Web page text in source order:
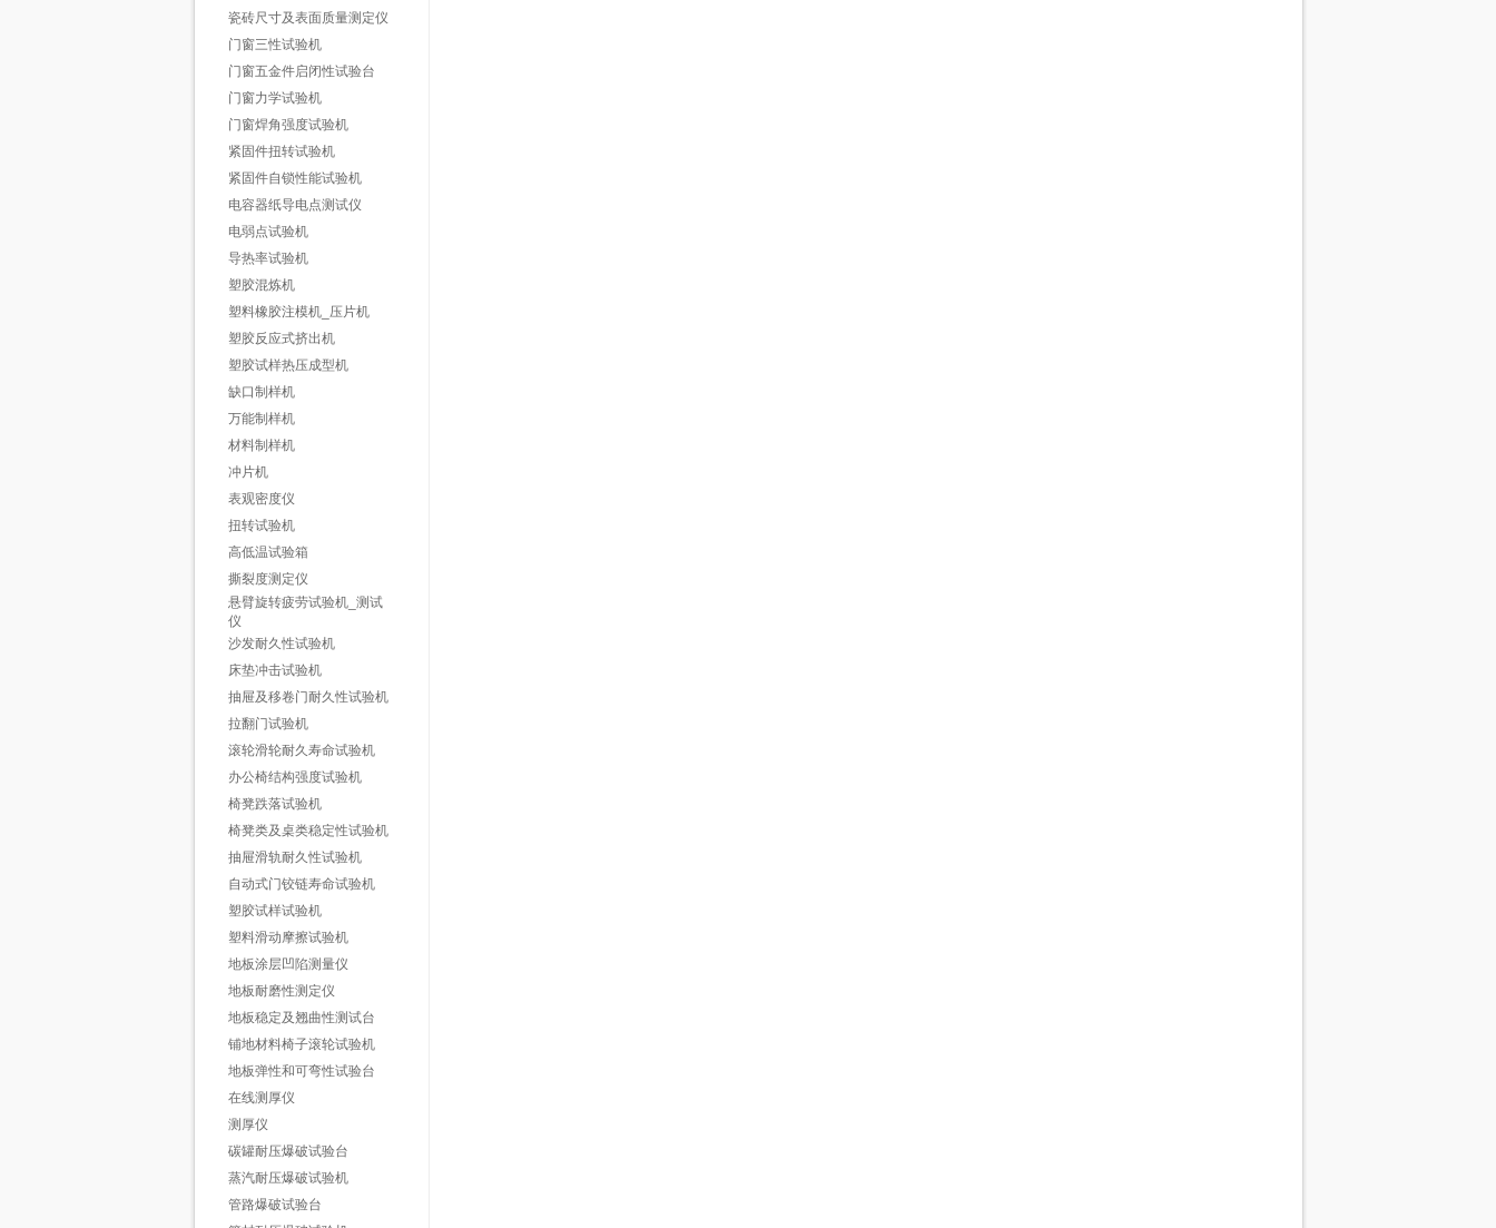
瓷砖尺寸及表面质量测定仪
门窗三性试验机
门窗五金件启闭性试验台
门窗力学试验机
门窗焊角强度试验机
紧固件扭转试验机
紧固件自锁性能试验机
电容器纸导电点测试仪
电弱点试验机
导热率试验机
塑胶混炼机
塑料橡胶注模机_压片机
塑胶反应式挤出机
塑胶试样热压成型机
缺口制样机
万能制样机
材料制样机
冲片机
表观密度仪
扭转试验机
高低温试验箱
撕裂度测定仪
悬臂旋转疲劳试验机_测试
仪
沙发耐久性试验机
床垫冲击试验机
抽屉及移卷门耐久性试验机
拉翻门试验机
滚轮滑轮耐久寿命试验机
办公椅结构强度试验机
椅凳跌落试验机
椅凳类及桌类稳定性试验机
抽屉滑轨耐久性试验机
自动式门铰链寿命试验机
塑胶试样试验机
塑料滑动摩擦试验机
地板涂层凹陷测量仪
地板耐磨性测定仪
地板稳定及翘曲性测试台
铺地材料椅子滚轮试验机
地板弹性和可弯性试验台
在线测厚仪
测厚仪
碳罐耐压爆破试验台
蒸汽耐压爆破试验机
管路爆破试验台